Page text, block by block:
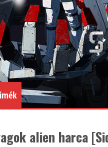
alien harca